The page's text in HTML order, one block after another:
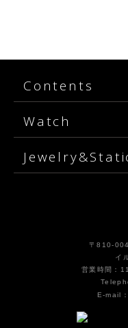
Contents
Watch
〒810-
イ
営業時間：
E-mail：